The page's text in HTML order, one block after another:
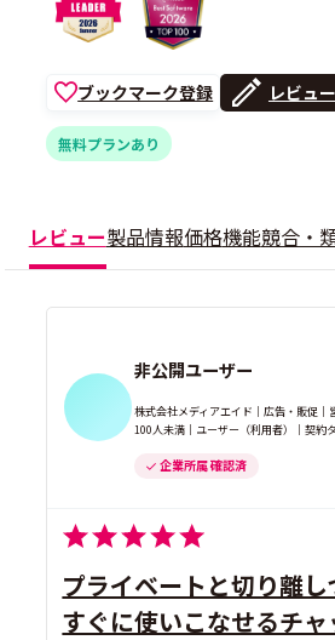
ブックマーク登録 レビュ
無料プランあり
レビュー製品情報価格機能競合・
非公開ユーザー
株式会社メディアエイド｜広告・販促
100人未満｜ユーザー（利用者）｜契約
企業所属 確認済
プライベートと切り離し
すぐに使いこなせるチャ